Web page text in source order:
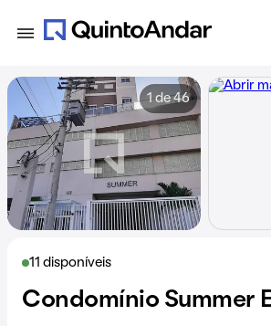
11 disponíveis
Condomínio Summer
1 de 46